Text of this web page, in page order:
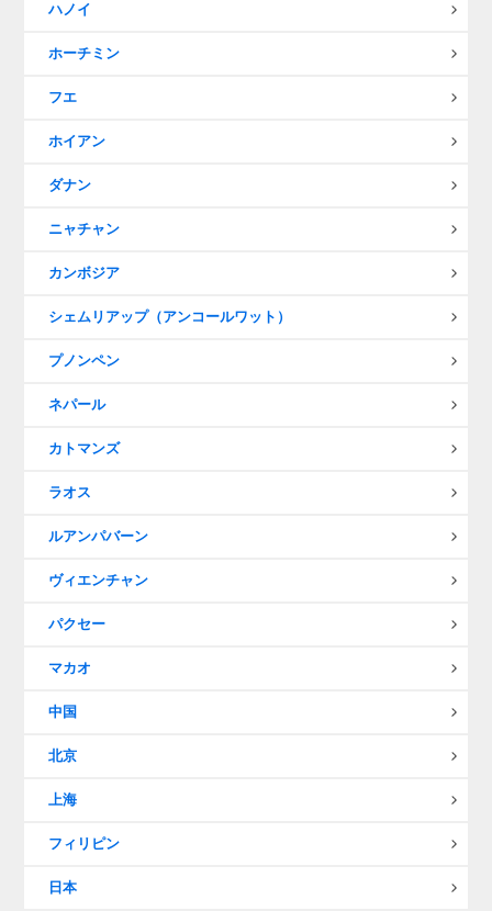
ハノイ
ホーチミン
フエ
ホイアン
ダナン
ニャチャン
カンボジア
シェムリアップ（アンコールワット）
プノンペン
ネパール
カトマンズ
ラオス
ルアンパバーン
ヴィエンチャン
パクセー
マカオ
中国
北京
上海
フィリピン
日本